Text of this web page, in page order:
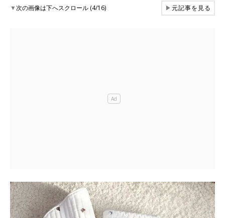
▼次の画像は下へスクロール (4/16) ▶元記事を見る